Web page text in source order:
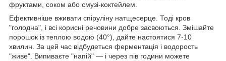
фруктами, соком або смузі-коктейлем.
Ефективніше вживати спіруліну натщесерце. Тоді кров
"голодна", і всі корисні речовини добре засвоються. Змішайте
порошок із теплою водою (40°), дайте настоятися 7-10
хвилин. За цей час відбудеться ферментація і водорость
"живе". Випиваєте "напій" — і через пів години можете